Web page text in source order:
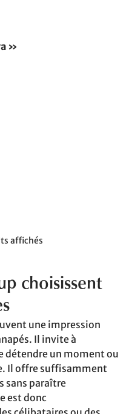
»
affichés
choisissent
une impression
Il invite à
détendre un moment ou
Il offre suffisamment
sans paraître
est donc